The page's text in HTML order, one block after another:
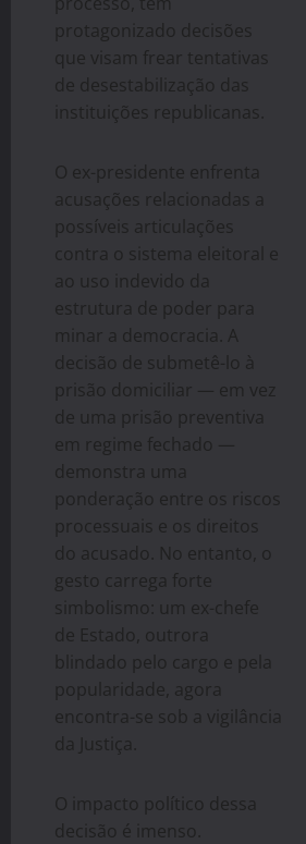
protagonizado decisões
que visam frear tentativas
de desestabilização das
instituições republicanas.
O ex-presidente enfrenta
acusações relacionadas a
possíveis articulações
contra o sistema eleitoral e
ao uso indevido da
estrutura de poder para
minar a democracia. A
decisão de submetê-lo à
prisão domiciliar — em vez
de uma prisão preventiva
em regime fechado —
demonstra uma
ponderação entre os riscos
processuais e os direitos
do acusado. No entanto, o
gesto carrega forte
simbolismo: um ex-chefe
de Estado, outrora
blindado pelo cargo e pela
popularidade, agora
encontra-se sob a vigilância
da Justiça.
O impacto político dessa
decisão é imenso.